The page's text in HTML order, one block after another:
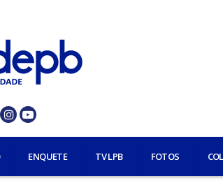
ENQUETE TV LPB FOTOS